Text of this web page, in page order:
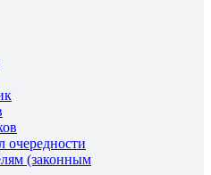
очередности
(законным